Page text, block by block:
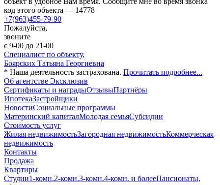
код этого объекта — 14778
+7(963)455-79-90
Пожалуйста,
звоните
с 9-00 до 21-00
Специалист по объекту,
Боярских Татьяна Георгиевна
* Наша деятельность застрахована. Прочитать подробнее...
Об агентстве Эксклюзив
Сертификаты и наградыОтзывыПартнёры
ИпотекаЗастройщики
НовостиСоциальные программы
Материнский капиталМолодая семьяСубсидии
Стоимость услуг
Жилая недвижимостьЗагородная недвижимостьКоммерческая
недвижимость
Контакты
Продажа
Квартиры
Студии1-комн.2-комн.3-комн.4-комн. и болееПансионаты,